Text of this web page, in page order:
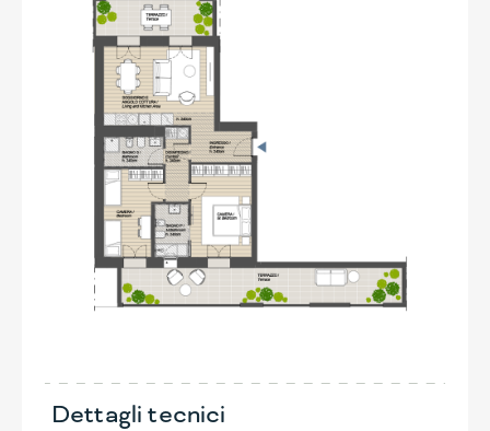
Dettagli tecnici